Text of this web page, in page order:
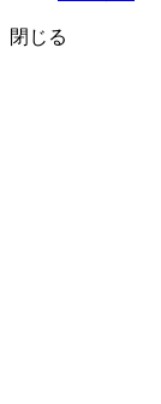
閉じる